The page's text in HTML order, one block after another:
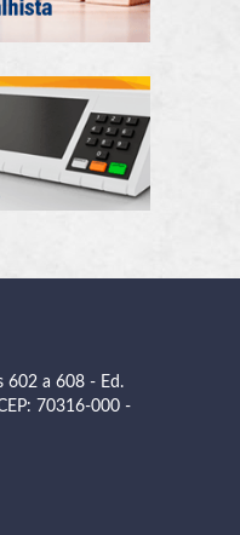
602 a 608 - Ed.
70316-000 -